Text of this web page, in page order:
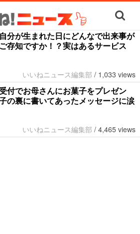
分が生まれた日にどんなで出来事が
存知ですか！？実はあるサービス
いいねニュース編集部 / 1,033 views
付でお母さんにお菓子をプレゼン
の裏に書いてあったメッセージに涙
いいねニュース編集部 / 4,465 views